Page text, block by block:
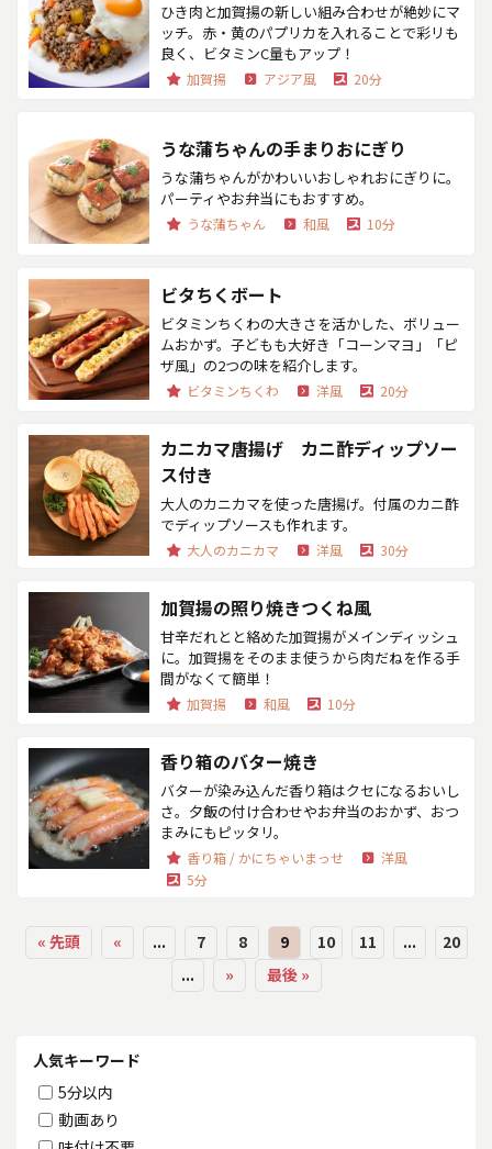
ひき肉と加賀揚の新しい組み合わせが絶妙にマ
ッチ。赤・黄のパプリカを入れることで彩リも
良く、ビタミンC量もアップ！
加賀揚 アジア風 20分
うな蒲ちゃんの手まりおにぎり
うな蒲ちゃんがかわいいおしゃれおにぎりに。
パーティやお弁当にもおすすめ。
うな蒲ちゃん 和風 10分
ビタちくボート
ビタミンちくわの大きさを活かした、ボリュー
ムおかず。子どもも大好き「コーンマヨ」「ピ
ザ風」の2つの味を紹介します。
ビタミンちくわ 洋風 20分
カニカマ唐揚げ カニ酢ディップソー
ス付き
大人のカニカマを使った唐揚げ。付属のカニ酢
でディップソースも作れます。
大人のカニカマ 洋風 30分
加賀揚の照り焼きつくね風
甘辛だれとと絡めた加賀揚がメインディッシュ
に。加賀揚をそのまま使うから肉だねを作る手
間がなくて簡単！
加賀揚 和風 10分
香り箱のバター焼き
バターが染み込んだ香り箱はクセになるおいし
さ。夕飯の付け合わせやお弁当のおかず、おつ
まみにもピッタリ。
香り箱 / かにちゃいまっせ
洋風
5分
« 先頭 « ... 7 8 9 10 11 ...
20
...
» 最後 »
人気キーワード
5分以内
動画あり